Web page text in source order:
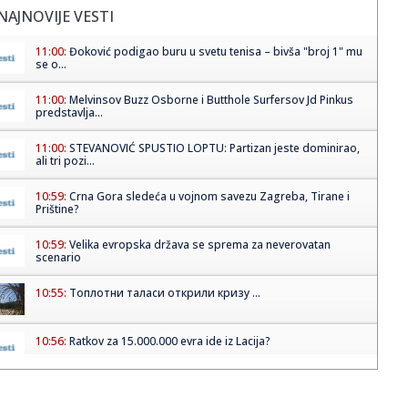
VESTI
11:00: Đoković podigao buru u svetu tenisa – bivša "broj 1" mu
se o...
11:00: Melvinsov Buzz Osborne i Butthole Surfersov Jd Pinkus
predstavlja...
11:00: STEVANOVIĆ SPUSTIO LOPTU: Partizan jeste dominirao,
ali tri pozi...
10:59: Crna Gora sledeća u vojnom savezu Zagreba, Tirane i
Prištine?
10:59: Velika evropska država se sprema za neverovatan
scenario
10:55: Топлотни таласи открили кризу ...
10:56: Ratkov za 15.000.000 evra ide iz Lacija?